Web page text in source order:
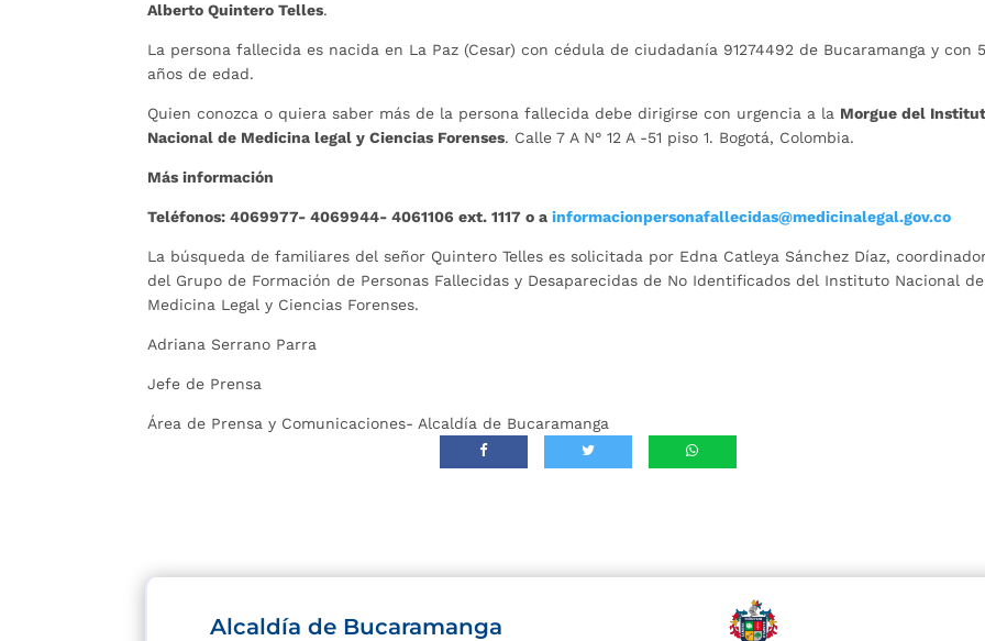
Alberto Quintero Telles.
La persona fallecida es nacida en La Paz (Cesar) con cédula de ciudadanía 91274492 de Bucaramanga y con
años de edad.
Quien conozca o quiera saber más de la persona fallecida debe dirigirse con urgencia a la Morgue del
Nacional de Medicina legal y Ciencias Forenses. Calle 7 A N° 12 A -51 piso 1. Bogotá, Colombia.
Más información
Teléfonos: 4069977- 4069944- 4061106 ext. 1117 o ainformacionpersonafallecidas@medicinalegal.gov.co
La búsqueda de familiares del señor Quintero Telles es solicitada por Edna Catleya Sánchez Díaz,
del Grupo de Formación de Personas Fallecidas y Desaparecidas de No Identificados del Instituto Nacional de
Medicina Legal y Ciencias Forenses.
Adriana Serrano Parra
Jefe de Prensa
Área de Prensa y Comunicaciones- Alcaldía de Bucaramanga
Alcaldía de Bucaramanga